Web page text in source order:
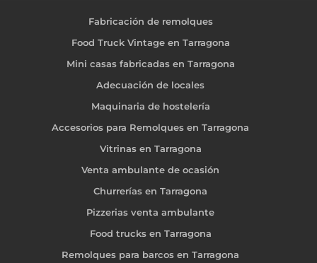
Fabricación de remolques
Food Truck Vintage en Tarragona
Mini casas fabricadas en Tarragona
Adecuación de locales
Maquinaria de hostelería
Accesorios para Remolques en Tarragona
Vitrinas en Tarragona
Venta ambulante de ocasión
Churrerías en Tarragona
Pizzerias venta ambulante
Food trucks en Tarragona
Remolques para barcos en Tarragona